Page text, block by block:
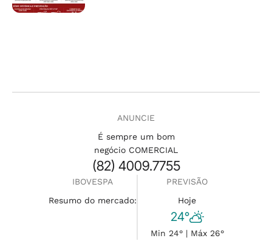
ANUNCIE
É sempre um bom
negócio COMERCIAL
(82) 4009.7755
IBOVESPA
Resumo do mercado:
PREVISÃO
Hoje
24°
Min 24° | Máx 26°